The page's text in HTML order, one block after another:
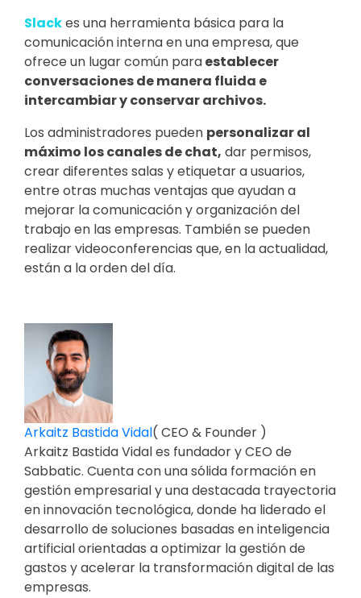
Slackes una herramienta básica para la
comunicación interna en una empresa, que
ofrece un lugar común paraestablecer
conversaciones de manera fluida e
intercambiar y conservar archivos.
Los administradores pueden personalizar al
máximo los canales de chat, dar permisos,
crear diferentes salas y etiquetar a usuarios,
entre otras muchas ventajas que ayudan a
mejorar la comunicación y organización del
trabajo en las empresas. También se pueden
realizar videoconferencias que, en la actualidad,
están a la orden del día.
Arkaitz Bastida Vidal( CEO & Founder )
Arkaitz Bastida Vidal es fundador y CEO de
Sabbatic. Cuenta con una sólida formación en
gestión empresarial y una destacada trayectoria
en innovación tecnológica, donde ha liderado el
desarrollo de soluciones basadas en inteligencia
artificial orientadas a optimizar la gestión de
gastos y acelerar la transformación digital de las
empresas.